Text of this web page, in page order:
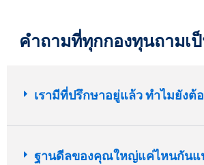
คำถามที่ทุกกองทุนถามเ
เรามีที่ปรึกษาอยู่แล้ว ทำไมยังต้
ฐานดีลของคุณใหญ่แค่ไหนกันแ